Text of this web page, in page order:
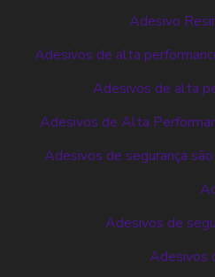
Adesivo
Adesivos de alta
Adesivos de alta
Adesivos de Alta
Adesivos de segurança
Adesivos de
Adesivos